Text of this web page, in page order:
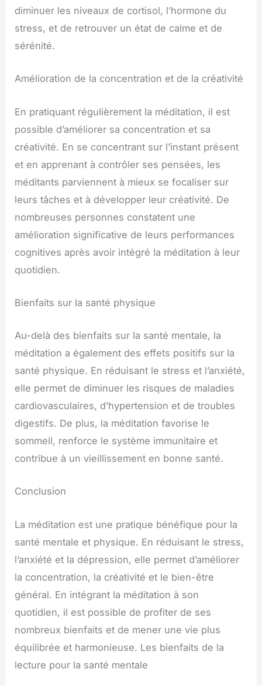
diminuer les niveaux de cortisol, l’hormone du
stress, et de retrouver un état de calme et de
sérénité.
Amélioration de la concentration et de la créativité
En pratiquant régulièrement la méditation, il est
possible d’améliorer sa concentration et sa
créativité. En se concentrant sur l’instant présent
et en apprenant à contrôler ses pensées, les
méditants parviennent à mieux se focaliser sur
leurs tâches et à développer leur créativité. De
nombreuses personnes constatent une
amélioration significative de leurs performances
cognitives après avoir intégré la méditation à leur
quotidien.
Bienfaits sur la santé physique
Au-delà des bienfaits sur la santé mentale, la
méditation a également des effets positifs sur la
santé physique. En réduisant le stress et l’anxiété,
elle permet de diminuer les risques de maladies
cardiovasculaires, d’hypertension et de troubles
digestifs. De plus, la méditation favorise le
sommeil, renforce le système immunitaire et
contribue à un vieillissement en bonne santé.
Conclusion
La méditation est une pratique bénéfique pour la
santé mentale et physique. En réduisant le stress,
l’anxiété et la dépression, elle permet d’améliorer
la concentration, la créativité et le bien-être
général. En intégrant la méditation à son
quotidien, il est possible de profiter de ses
nombreux bienfaits et de mener une vie plus
équilibrée et harmonieuse. Les bienfaits de la
lecture pour la santé mentale